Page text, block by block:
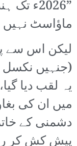
”2026ء
ماؤاسٹ
لیکن اس سے
(جنہیں نکسل
میں ان کی
دشمنی کے